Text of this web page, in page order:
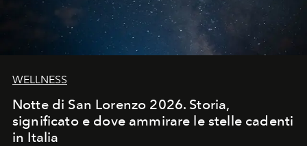
WELLNESS
Notte di San Lorenzo 2026. Storia,
significato e dove ammirare le stelle cadenti
in Italia